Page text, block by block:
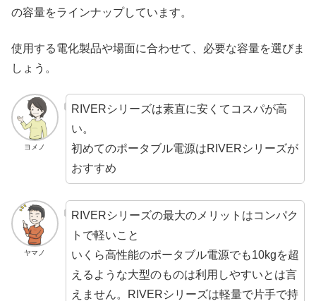
の容量をラインナップしています。
使用する電化製品や場面に合わせて、必要な容量を選びま
しょう。
ヨメノ
RIVERシリーズは素直に安くてコスパが高
い。
初めてのポータブル電源はRIVERシリーズが
おすすめ
ヤマノ
RIVERシリーズの最大のメリットはコンパク
トで軽いこと
いくら高性能のポータブル電源でも10kgを超
えるような大型のものは利用しやすいとは言
えません。RIVERシリーズは軽量で片手で持